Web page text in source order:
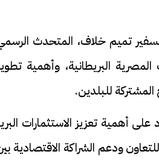
تميم خلاف، المتحدث الرسمي
المصرية البريطانية، وأهمية
المشتركة للبلدين.
أهمية تعزيز الاستثمارات
ودعم الشراكة الاقتصادية